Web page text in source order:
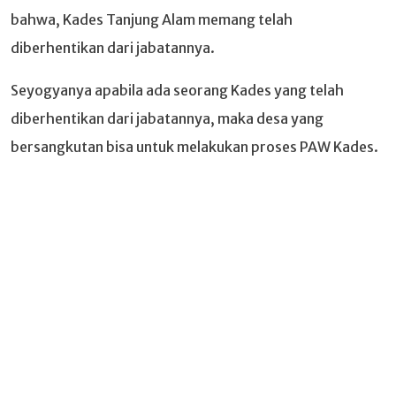
bahwa, Kades Tanjung Alam memang telah
diberhentikan dari jabatannya.
Seyogyanya apabila ada seorang Kades yang telah
diberhentikan dari jabatannya, maka desa yang
bersangkutan bisa untuk melakukan proses PAW Kades.